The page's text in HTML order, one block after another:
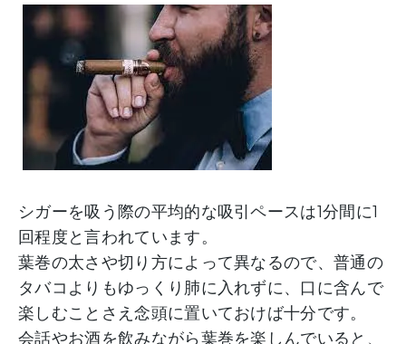
シガーを吸う際の平均的な吸引ペースは1分間に1
回程度と言われています。
葉巻の太さや切り方によって異なるので、普通の
タバコよりもゆっくり肺に入れずに、口に含んで
楽しむことさえ念頭に置いておけば十分です。
会話やお酒を飲みながら葉巻を楽しんでいると、